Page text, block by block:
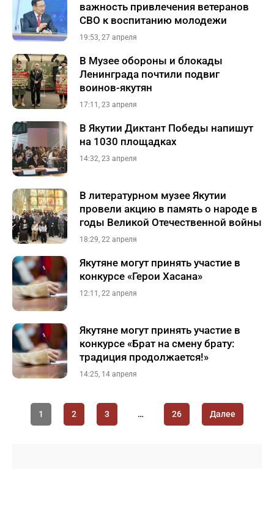
важность привлечения ветеранов
СВО к воспитанию молодежи
19:53, 27 апреля
В Музее обороны и блокады
Ленинграда почтили подвиг
воинов-якутян
17:11, 23 апреля
В Якутии Диктант Победы напишут
на 1030 площадках
14:32, 23 апреля
В литературном музее Якутии
провели акцию в память о народе в
годы Великой Отечественной войны
18:29, 22 апреля
Якутяне могут принять участие в
конкурсе «Герои Хасана»
12:11, 22 апреля
Якутяне могут принять участие в
конкурсе «Брат на смену брату:
традиция продолжается!»
14:25, 14 апреля
1 2 3 … 26 Далее